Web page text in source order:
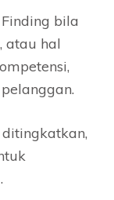
bila
atau hal